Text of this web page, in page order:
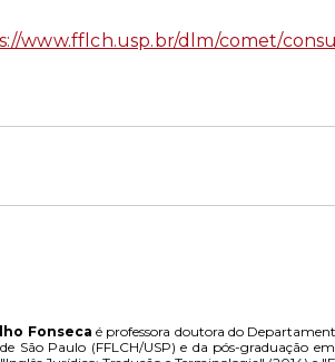
www.fflch.usp.br/dlm/comet/
Fonseca é professora doutora do
São Paulo (FFLCH/USP) e da pós-graduação